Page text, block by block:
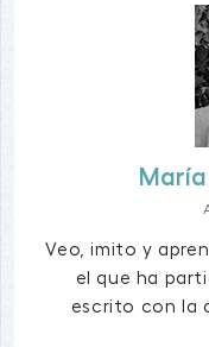
Veo, imito y
el que ha
escrito con la